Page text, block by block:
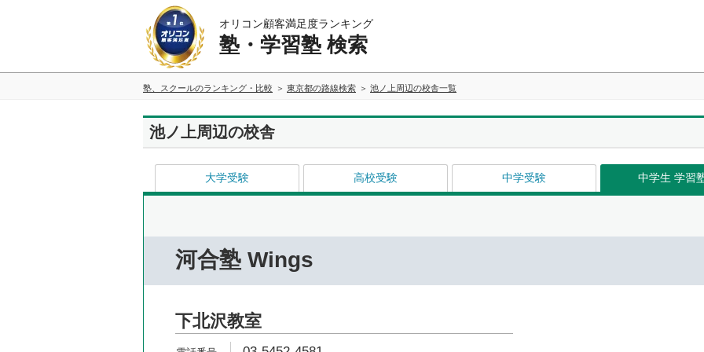
オリコン顧客満足度ランキング
塾・学習塾 検索
塾、スクールのランキング・比較 東京都の路線検索 池ノ上周辺の校舎一覧
池ノ上周辺の校舎
大学受験 高校受験 中学受験 中学生 学習
河合塾 Wings
下北沢教室